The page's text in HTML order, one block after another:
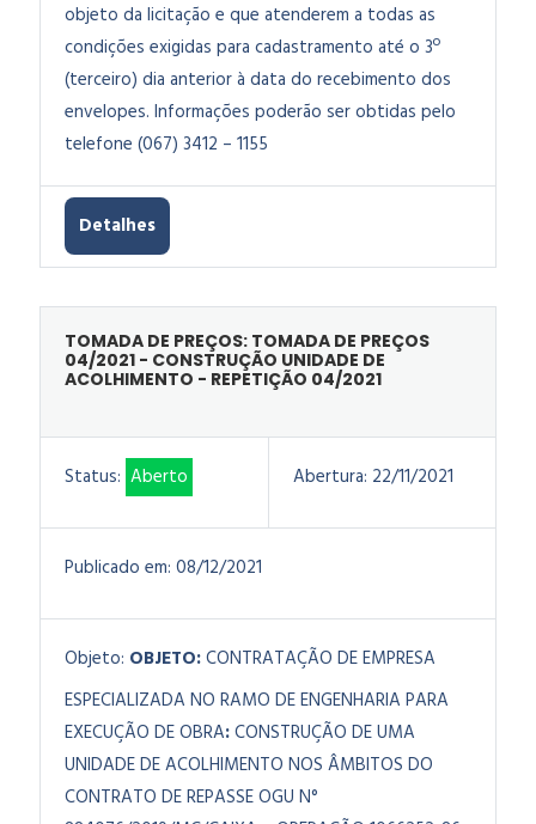
objeto da licitação e que atenderem a todas as
condições exigidas para cadastramento até o 3º
(terceiro) dia anterior à data do recebimento dos
envelopes. Informações poderão ser obtidas pelo
telefone (067) 3412 – 1155
Detalhes
TOMADA DE PREÇOS: TOMADA DE PREÇOS
04/2021 - CONSTRUÇÃO UNIDADE DE
ACOLHIMENTO - REPETIÇÃO 04/2021
Status: Aberto Abertura: 22/11/2021
Publicado em: 08/12/2021
Objeto: OBJETO:CONTRATAÇÃO DE EMPRESA
ESPECIALIZADA NO RAMO DE ENGENHARIA PARA
EXECUÇÃO DE OBRA:CONSTRUÇÃO DE UMA
UNIDADE DE ACOLHIMENTO NOS ÂMBITOS DO
CONTRATO DE REPASSE OGU N°